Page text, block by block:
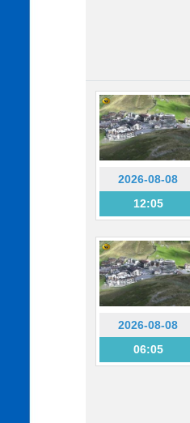
2026-08-08
12:05
2026-08-08
06:05